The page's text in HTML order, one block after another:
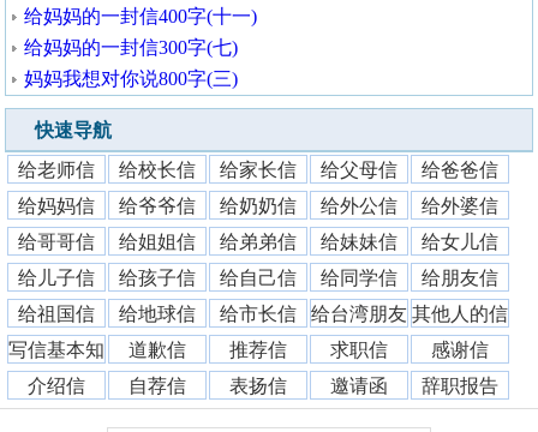
给妈妈的一封信400字(十一)
给妈妈的一封信300字(七)
妈妈我想对你说800字(三)
快速导航
给老师信 给校长信 给家长信 给父母信
给爸爸信
给妈妈信
给爷爷信 给奶奶信 给外公信
给外婆信
给哥哥信
给姐姐信 给弟弟信 给妹妹信
给女儿信
给儿子信
给孩子信 给自己信 给同学信
给朋友信
给祖国信
给地球信 给市长信 给台湾朋友 其他人的信
写信基本知
识
道歉信 推荐信 求职信
感谢信
介绍信
自荐信 表扬信 邀请函 辞职报告